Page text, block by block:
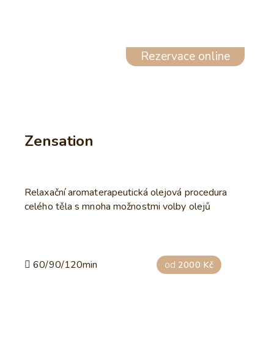
Rezervace online
Zensation
Relaxační aromaterapeutická olejová procedura
celého těla s mnoha možnostmi volby olejů
60/90/120min od 2000 Kč